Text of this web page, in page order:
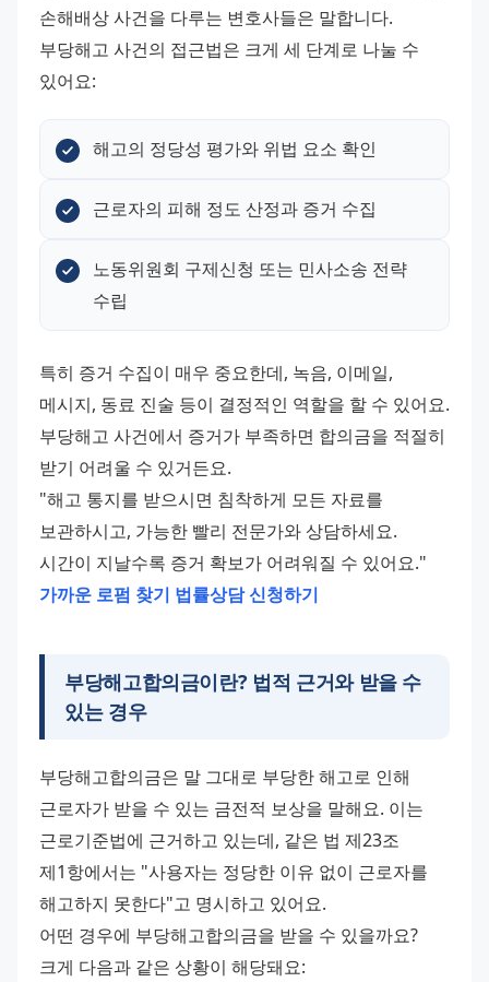
손해배상 사건을 다루는 변호사들은 말합니다.
부당해고 사건의 접근법은 크게 세 단계로 나눌 수
있어요:
해고의 정당성 평가와 위법 요소 확인
근로자의 피해 정도 산정과 증거 수집
노동위원회 구제신청 또는 민사소송 전략
수립
특히 증거 수집이 매우 중요한데, 녹음, 이메일,
메시지, 동료 진술 등이 결정적인 역할을 할 수 있어요.
부당해고 사건에서 증거가 부족하면 합의금을 적절히
받기 어려울 수 있거든요.
"해고 통지를 받으시면 침착하게 모든 자료를
보관하시고, 가능한 빨리 전문가와 상담하세요.
시간이 지날수록 증거 확보가 어려워질 수 있어요."
가까운 로펌 찾기 법률상담 신청하기
부당해고합의금이란? 법적 근거와 받을 수
있는 경우
부당해고합의금은 말 그대로 부당한 해고로 인해
근로자가 받을 수 있는 금전적 보상을 말해요. 이는
근로기준법에 근거하고 있는데, 같은 법 제23조
제1항에서는 "사용자는 정당한 이유 없이 근로자를
해고하지 못한다"고 명시하고 있어요.
어떤 경우에 부당해고합의금을 받을 수 있을까요?
크게 다음과 같은 상황이 해당돼요: